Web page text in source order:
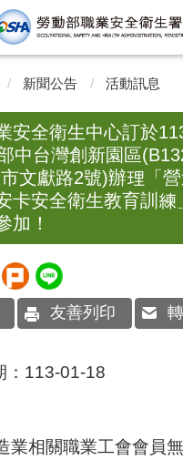
新聞公告 活動訊息
安全衛生中心訂於
中台灣創新園區
文獻路2號)辦理「
卡安全衛生教育訓練
加！
友善列印
113-01-18
業相關職業工會會員